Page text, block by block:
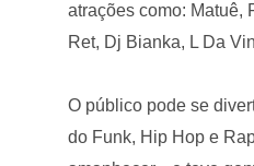
atrações como: Matuê,
Ret, Dj Bianka, L Da
O público pode se
do Funk, Hip Hop e